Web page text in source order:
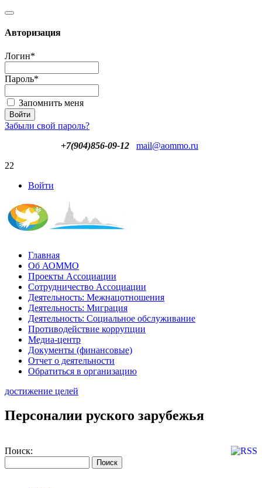
Авторизация
Логин*
Пароль*
Запомнить меня
Забыли свой пароль?
+7(904)856-09-12
mail@aommo.ru
22
Войти
Главная
Об АОММО
Проекты Ассоциации
Сотрудничество Ассоциации
Деятельность: Межнацотношения
Деятельность: Миграция
Деятельность: Социальное обслуживание
Противодействие коррупции
Медиа-центр
Документы (финансовые)
Отчет о деятельности
Обратиться в организацию
достижение целей
Персоналии руского зарубежья
Поиск: